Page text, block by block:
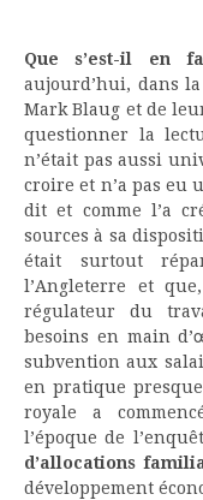
Que s’est-il en
aujourd’hui, dans
Mark Blaug et de
questionner la
n’était pas aussi
croire et n’a pas eu
dit et comme l’a
sources à sa
était surtout
l’Angleterre et
régulateur du
besoins en main
subvention aux
en pratique
royale a
l’époque de
d’allocations
développement